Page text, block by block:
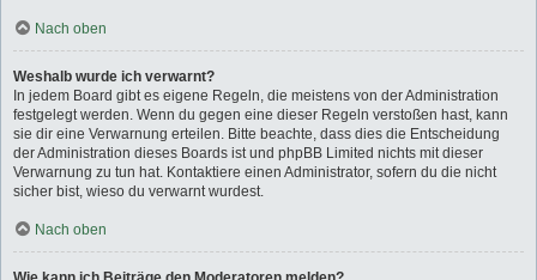
Nach oben
Weshalb wurde ich verwarnt?
In jedem Board gibt es eigene Regeln, die meistens von der Administration
festgelegt werden. Wenn du gegen eine dieser Regeln verstoßen hast, kann
sie dir eine Verwarnung erteilen. Bitte beachte, dass dies die Entscheidung
der Administration dieses Boards ist und phpBB Limited nichts mit dieser
Verwarnung zu tun hat. Kontaktiere einen Administrator, sofern du die nicht
sicher bist, wieso du verwarnt wurdest.
Nach oben